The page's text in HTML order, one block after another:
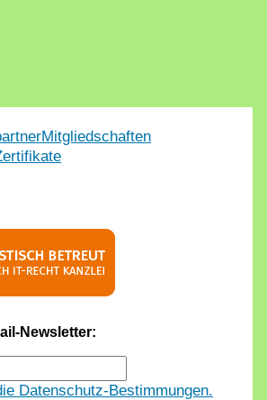
Mitgliedschaften
Newsletter:
Datenschutz-Bestimmungen.